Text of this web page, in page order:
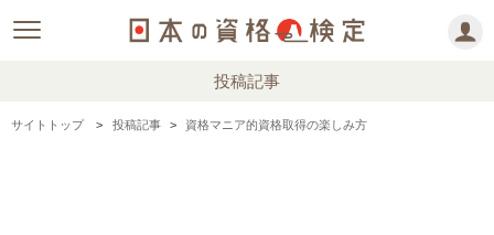
投稿記事
サイトトップ 投稿記事 資格マニア的資格取得の楽しみ方